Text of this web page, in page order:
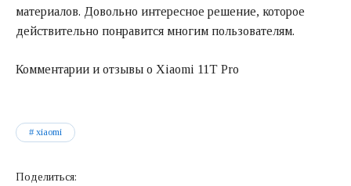
материалов. Довольно интересное решение, которое
действительно понравится многим пользователям.
Комментарии и отзывы о Xiaomi 11T Pro
xiaomi
Поделиться: